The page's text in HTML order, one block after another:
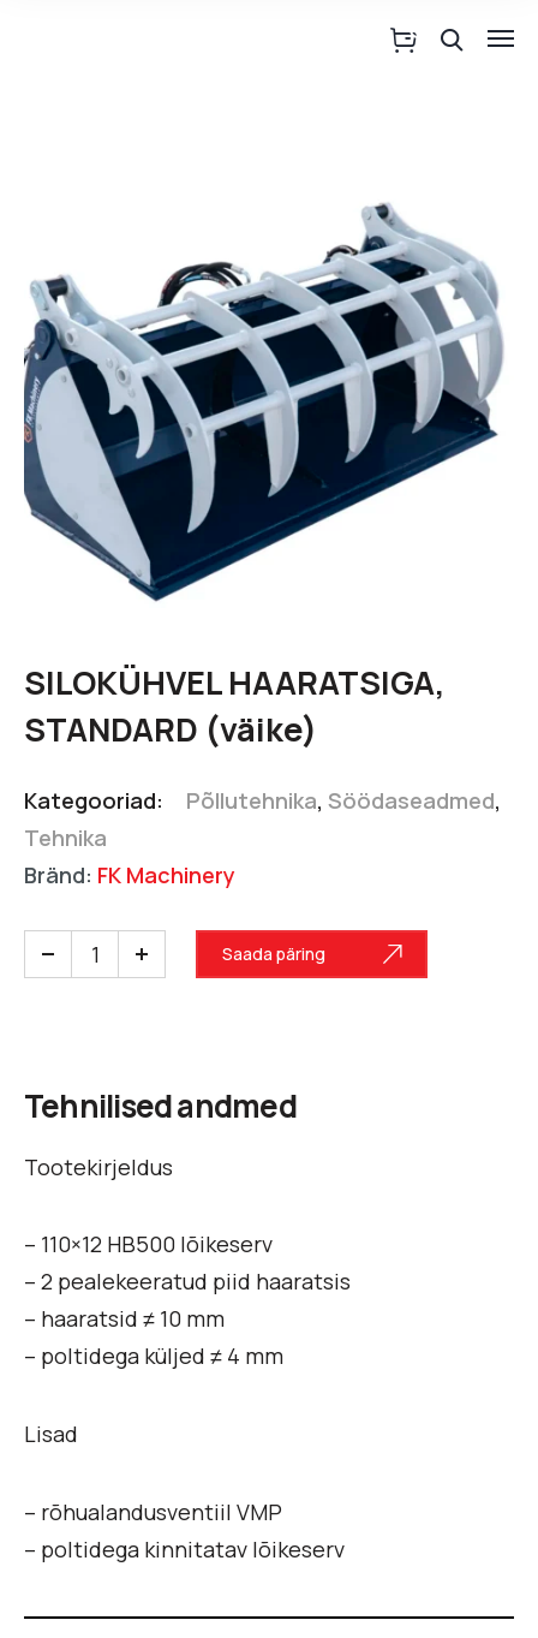
SILOKÜHVEL HAARATSIGA,
STANDARD (väike)
Kategooriad: Põllutehnika, Söödaseadmed,
Tehnika
Bränd: FK Machinery
Saada päring
Tehnilised andmed
Tootekirjeldus
– 110×12 HB500 lõikeserv
– 2 pealekeeratud piid haaratsis
– haaratsid ≠ 10 mm
– poltidega küljed ≠ 4 mm
Lisad
– rõhualandusventiil VMP
– poltidega kinnitatav lõikeserv